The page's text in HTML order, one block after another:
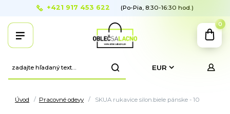
EUR
+421 917 453 622 (Po-Pia, 8:30-16:30 hod.)
0
Úvod Pracovné odevy SKUA rukavice silon.biele pánske - 10